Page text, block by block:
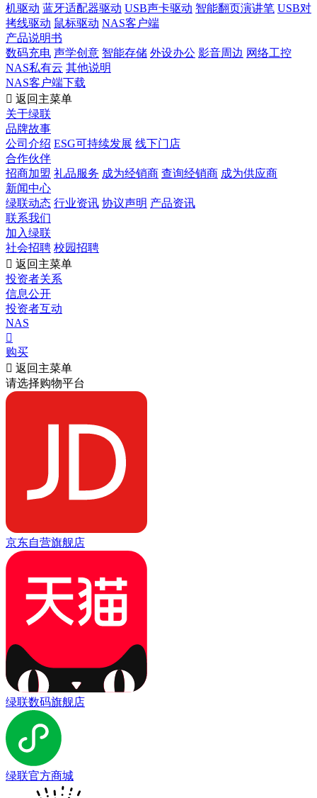
机驱动 蓝牙适配器驱动 USB声卡驱动 智能翻页演讲笔 USB对
拷线驱动 鼠标驱动 NAS客户端
产品说明书
数码充电 声学创意 智能存储 外设办公 影音周边 网络工控
NAS私有云 其他说明
NAS客户端下载
 返回主菜单
关于绿联
品牌故事
公司介绍 ESG可持续发展 线下门店
合作伙伴
招商加盟 礼品服务 成为经销商 查询经销商 成为供应商
新闻中心
绿联动态 行业资讯 协议声明 产品资讯
联系我们
加入绿联
社会招聘 校园招聘
 返回主菜单
投资者关系
信息公开
投资者互动
NAS

购买
 返回主菜单
请选择购物平台
京东自营旗舰店
绿联数码旗舰店
绿联官方商城